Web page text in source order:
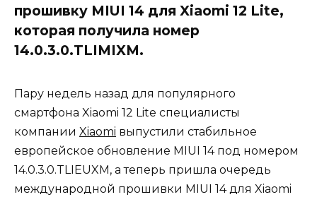
прошивку MIUI 14 для Xiaomi 12 Lite,
которая получила номер
14.0.3.0.TLIMIXM.
Пару недель назад для популярного
смартфона Xiaomi 12 Lite специалисты
компании Xiaomi выпустили стабильное
европейское обновление MIUI 14 под номером
14.0.3.0.TLIEUXM, а теперь пришла очередь
международной прошивки MIUI 14 для Xiaomi